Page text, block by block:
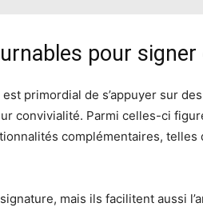
pour signer
primordial de s’appuyer sur
convivialité. Parmi celles-ci
complémentaires, telles
mais ils facilitent aussi